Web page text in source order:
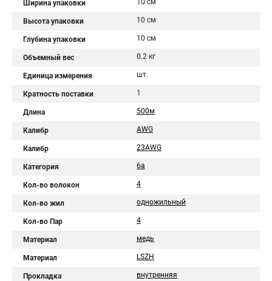
Ширина упаковки 10 см
Высота упаковки 10 см
Глубина упаковки 10 см
Объемный вес 0.2 кг
Единица измерения шт.
Кратность поставки 1
Длина 500м
Калибр AWG
Калибр 23AWG
Категория 6a
Кол-во волокон 4
Кол-во жил одножильный
Кол-во Пар 4
Материал медь
Материал LSZH
Прокладка внутренняя